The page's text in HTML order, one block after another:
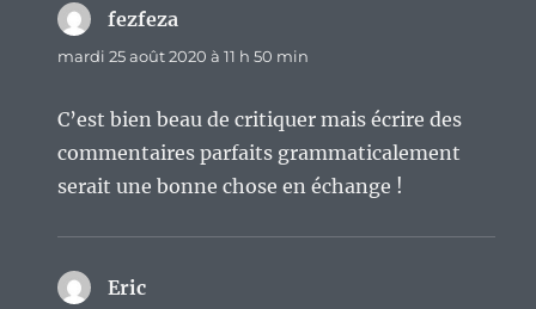
fezfeza
mardi 25 août 2020 à 11 h 50 min
C’est bien beau de critiquer mais écrire des
commentaires parfaits grammaticalement
serait une bonne chose en échange !
Eric